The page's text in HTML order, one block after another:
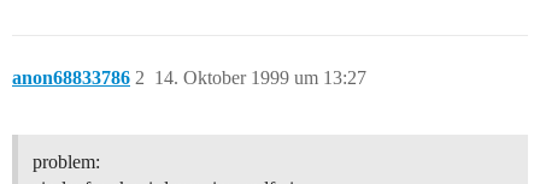
anon68833786 14. Oktober 1999 um 13:27
2
problem: